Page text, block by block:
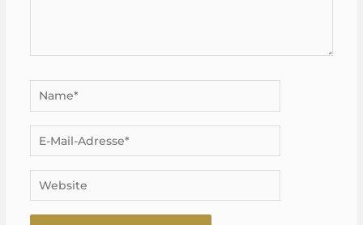
Name*
E-
Mail-
Adresse*
Website